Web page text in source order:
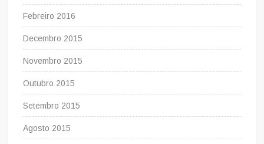
Febreiro 2016
Decembro 2015
Novembro 2015
Outubro 2015
Setembro 2015
Agosto 2015